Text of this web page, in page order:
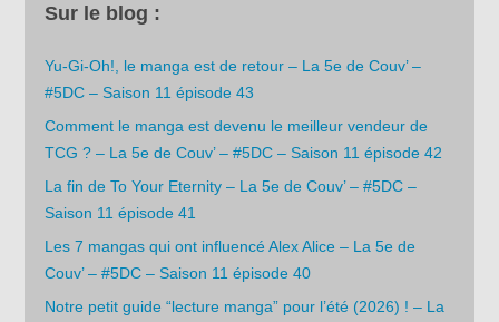
Sur le blog :
Yu-Gi-Oh!, le manga est de retour – La 5e de Couv’ –
#5DC – Saison 11 épisode 43
Comment le manga est devenu le meilleur vendeur de
TCG ? – La 5e de Couv’ – #5DC – Saison 11 épisode 42
La fin de To Your Eternity – La 5e de Couv’ – #5DC –
Saison 11 épisode 41
Les 7 mangas qui ont influencé Alex Alice – La 5e de
Couv’ – #5DC – Saison 11 épisode 40
Notre petit guide “lecture manga” pour l’été (2026) ! – La